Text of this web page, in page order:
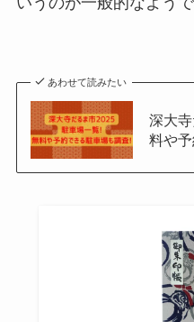
あわせて読みたい
深大
料や